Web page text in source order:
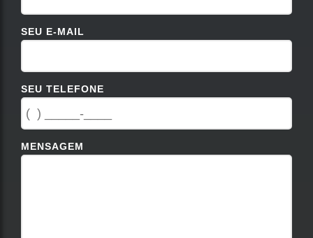
SEU E-MAIL
SEU TELEFONE
MENSAGEM